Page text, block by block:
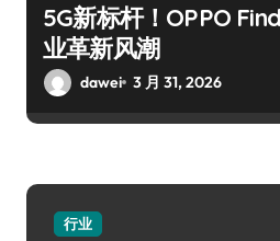
5G新标杆！OPPO
业革新风潮
dawei 3 月 31, 2026
行业